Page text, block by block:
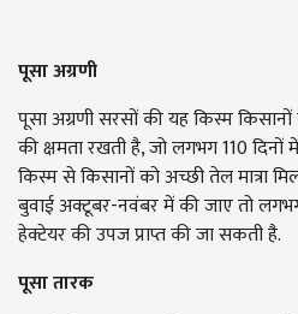
पूसा अग्रणी
पूसा अग्रणी सरसों की यह किस्म
की क्षमता रखती है, जो लगभग 110
किस्म से किसानों को अच्छी तेल मात्रा
बुवाई अक्टूबर-नवंबर में की जाए तो
हेक्टेयर की उपज प्राप्त की जा सकती है.
पूसा तारक